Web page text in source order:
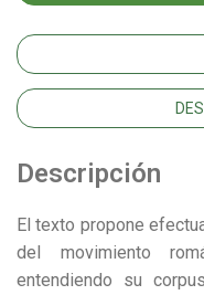
Descripción
El texto propone
del movimiento
entendiendo su